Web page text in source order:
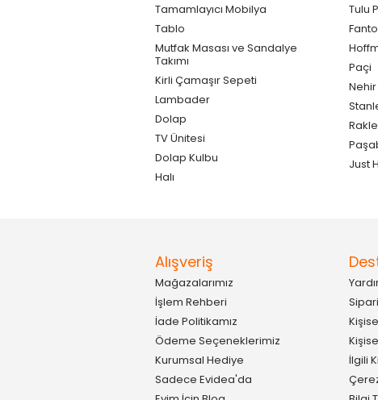
Tamamlayıcı Mobilya
Tablo
Mutfak Masası ve Sandalye
Takımı
Kirli Çamaşır Sepeti
Lambader
Dolap
TV Ünitesi
Dolap Kulbu
Halı
Tulu
Paçi
Nehir
Rakle
Just
Alışveriş
Mağazalarımız
İşlem Rehberi
İade Politikamız
Ödeme Seçeneklerimiz
Kurumsal Hediye
Sadece Evidea'da
İlgili